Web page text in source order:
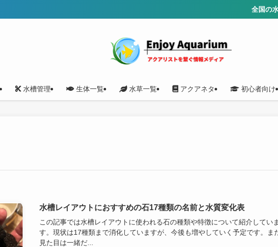
全国の水質
水槽管理 生体一覧 水草一覧 アクアネタ 初心者向け
水槽レイアウトにおすすめの石17種類の名前と水質変化表
この記事では水槽レイアウトに使われる石の種類や特徴について紹介してい
す。現状は17種類まで消化していますが、今後も増やしていく予定です。ま
見た目は一緒だ...